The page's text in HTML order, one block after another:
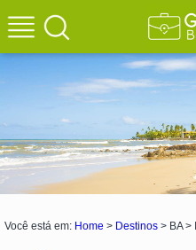
Você está em: Home > Destinos > BA >